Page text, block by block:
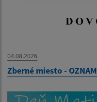
04.08.2026
Zberné miesto - OZNAM